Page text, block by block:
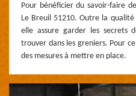
Pour bénéficier du savoir-faire
Le Breuil 51210. Outre la
elle assure garder les secrets
trouver dans les greniers. Pour
des mesures à mettre en place.